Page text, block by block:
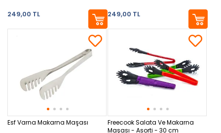
249,00 TL 249,00 TL
Esf Varna Makarna Maşası
Freecook Salata Ve Makarna
Maşası - Asorti - 30 cm